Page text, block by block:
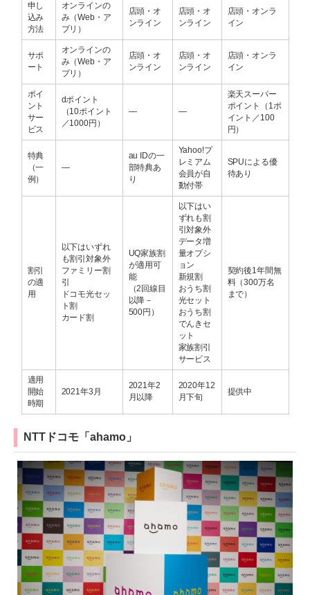
申し
込み
方法
オンラインの
み（Web・ア
プリ）
店頭・オ
ンライン
店頭・オ
ンライン
店頭・オンラ
イン
サポ
ート
オンラインの
み（Web・ア
プリ）
店頭・オ
ンライン
店頭・オ
ンライン
店頭・オンラ
イン
ポイ
ント
サー
ビス
dポイント
（10ポイント
／1000円）
― ―
楽天スーパー
ポイント（1ポ
イント／100
円）
特典
（一
例）
―
au IDの一
部特典あ
り
Yahoo!プ
レミアム
会員が自
動付帯
SPUによる優
待あり
割引
の適
用
以下はいずれ
も割引対象外
ファミリー割
引
ドコモ光セッ
ト割
カード割
UQ家族割
が適用可
能
（2回線目
以降－
500円）
以下はい
ずれも割
引対象外
データ増
量オプシ
ョン
新規割
おうち割
光セット
おうち割
でんきセ
ット
家族割引
サービス
契約後1年間無
料（300万名
まで）
適用
開始
時期
2021年3月
2021年2
月以降
2020年12
月下旬
提供中
NTTドコモ「ahamo」